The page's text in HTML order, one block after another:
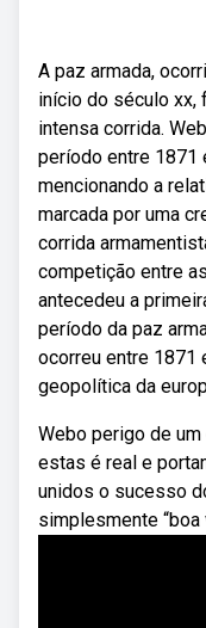
A paz armada,
início do século xx,
intensa corrida.
período entre 1871
mencionando a
marcada por uma
corrida
competição entre
antecedeu a
período da paz
ocorreu entre 1871
geopolítica da
Webo perigo de
estas é real e
unidos o sucesso
simplesmente “boa